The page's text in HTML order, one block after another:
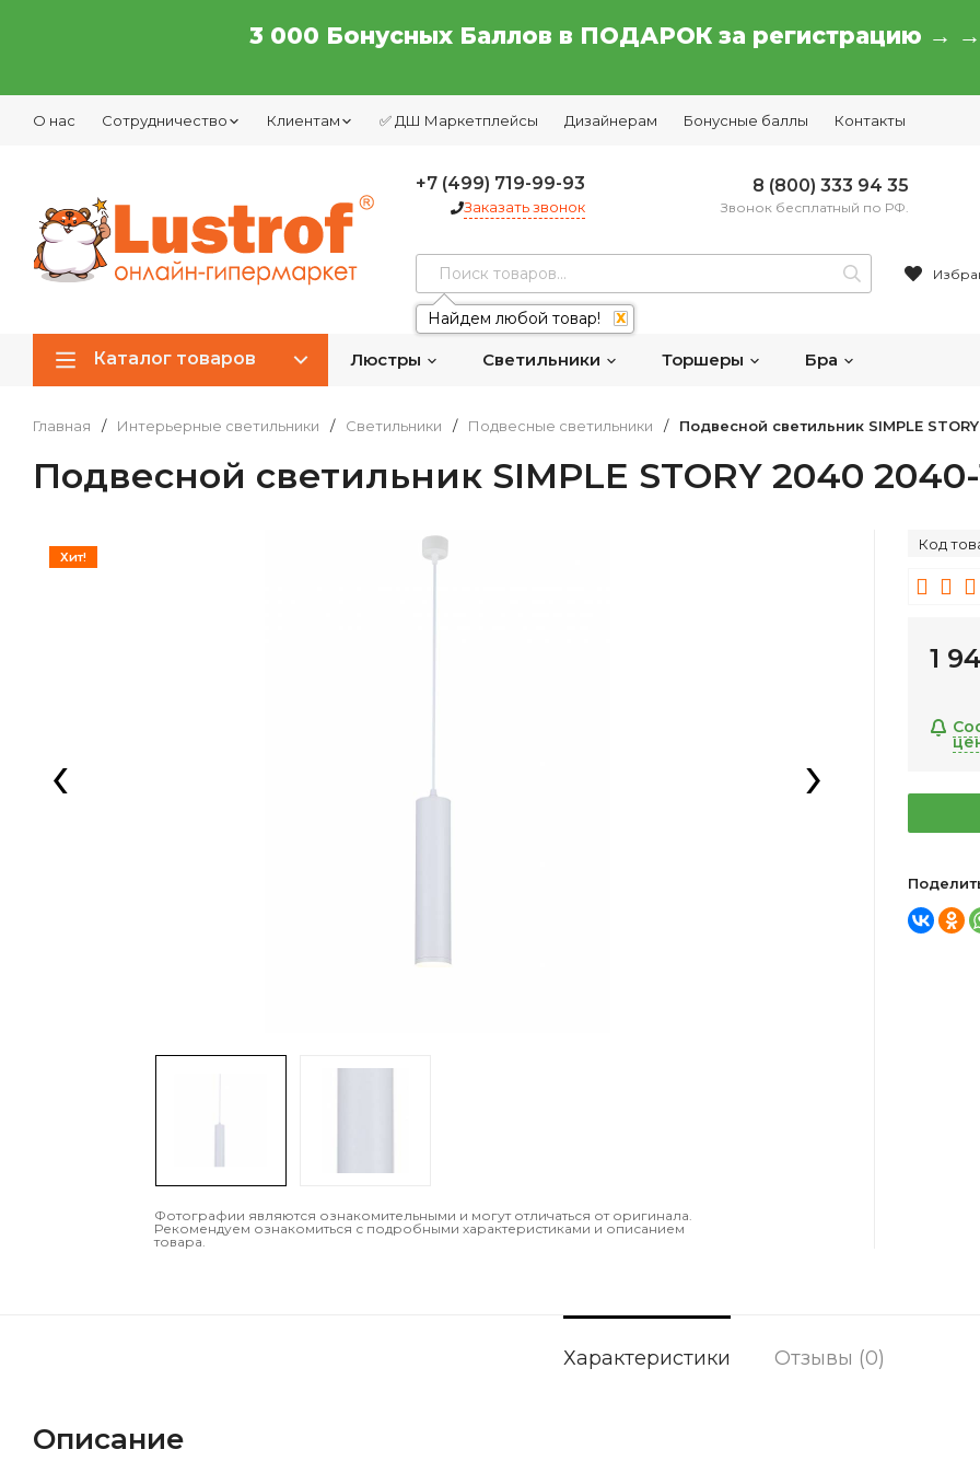
3 000 Бонусных Баллов в ПОДАРОК за регистрацию →
О нас Сотрудничество Клиентам ✅ ДШ Маркетплейсы Дизайнерам Бонусные баллы Контакты
+7 (499) 719-99-93
Заказать звонок
8 (800) 333 94 35
Звонок бесплатный по РФ.
Найдем любой товар! X
Каталог товаров Люстры Светильники Торшеры Бра
Главная / Интерьерные светильники / Светильники / Подвесные светильники / Подвесной светильник SIMPLE
Подвесной светильник SIMPLE STORY 2040 2040-
Хит!
‹ ›
Фотографии являются ознакомительными и могут отличаться от оригинала.
Рекомендуем ознакомиться с подробными характеристиками и описанием
товара.
Код
1
Характеристики Отзывы (0)
Описание